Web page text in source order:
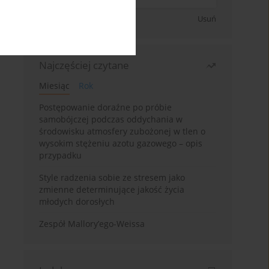
Usuń
Najczęściej czytane
Miesiąc
Rok
Postępowanie doraźne po próbie
samobójczej podczas oddychania w
środowisku atmosfery zubożonej w tlen o
wysokim stężeniu azotu gazowego – opis
przypadku
Style radzenia sobie ze stresem jako
zmienne determinujące jakość życia
młodych dorosłych
Zespół Mallory’ego-Weissa